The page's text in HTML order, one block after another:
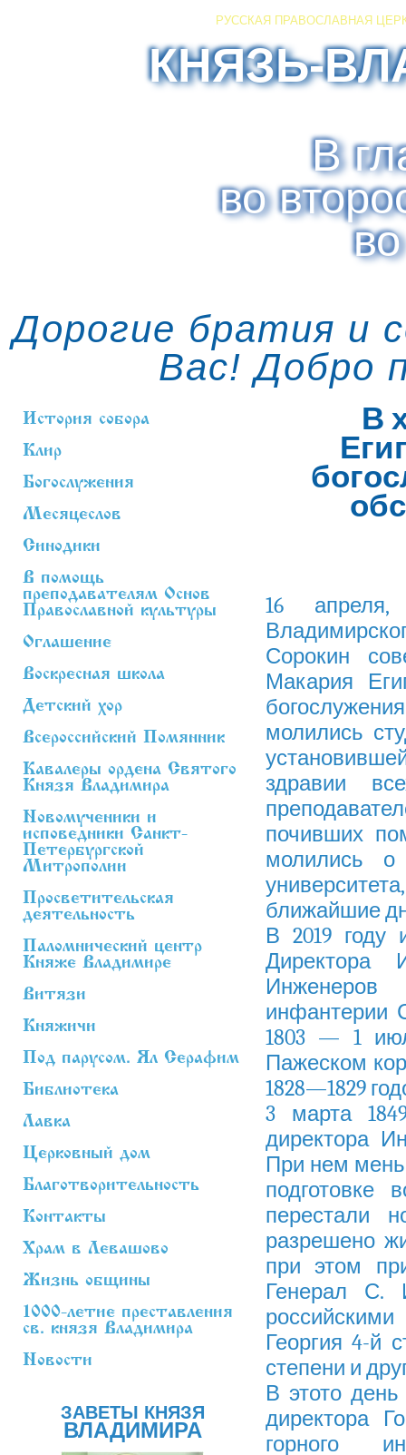
РУССКАЯ ПРАВОСЛАВНАЯ
КНЯЗЬ-
В
во
Дорогие братия и
Вас! Добро
История собора
Клир
Богослужения
Месяцеслов
Синодики
В помощь
преподавателям Основ
Православной культуры
Оглашение
Воскресная школа
Детский хор
Всероссийский Помянник
Кавалеры ордена Святого
Князя Владимира
Новомученики и
исповедники Санкт-
Петербургской
Митрополии
Просветительская
деятельность
Паломнический центр
Княже Владимире
Витязи
Княжичи
Под парусом. Ял Серафим
Библиотека
Лавка
Церковный дом
Благотворительность
Контакты
Храм в Левашово
Жизнь общины
1000-летие преставления
св. князя Владимира
Новости
ЗАВЕТЫ КНЯЗЯ
ВЛАДИМИРА
В
16
Сорокин
Макария
молились
здравии
почивших
молились о
ближайшие
В 2019 году
Директора
Инженеров
инфантерии
1803 — 1
Пажеском
1828—1829
3 марта
директора
При нем
подготовке
перестали
разрешено
при этом
Генерал С.
Георгия 4-й
степени и
В этото
директора
горного